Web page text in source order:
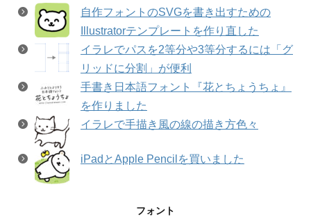
自作フォントのSVGを書き出すための
Illustratorテンプレートを作り直した
イラレでパスを2等分や3等分するには「グ
リッドに分割」が便利
手書き日本語フォント『花とちょうちょ』
を作りました
イラレで手描き風の線の描き方色々
iPadとApple Pencilを買いました
フォント